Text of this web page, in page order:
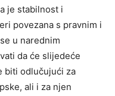
je stabilnost i
povezana s pravnim i
u narednim
da će slijedeće
biti odlučujući za
ali i za njen